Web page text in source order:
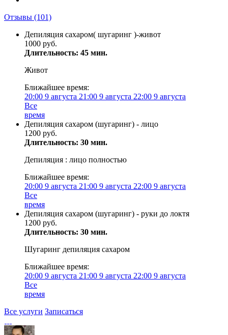
Отзывы (101)
Депиляция сахаром( шугаринг )-живот
1000 руб.
Длительность: 45 мин.
Живот
Ближайшее время:
20:00 9 августа 21:00 9 августа 22:00 9 августа
Все
время
Депиляция сахаром (шугаринг) - лицо
1200 руб.
Длительность: 30 мин.
Депиляция : лицо полностью
Ближайшее время:
20:00 9 августа 21:00 9 августа 22:00 9 августа
Все
время
Депиляция сахаром (шугаринг) - руки до локтя
1200 руб.
Длительность: 30 мин.
Шугаринг депиляция сахаром
Ближайшее время:
20:00 9 августа 21:00 9 августа 22:00 9 августа
Все
время
Все услуги Записаться